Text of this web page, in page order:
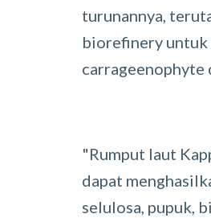
turunannya,
biorefinery untuk
"Rumput laut
dapat
selulosa, pupuk,